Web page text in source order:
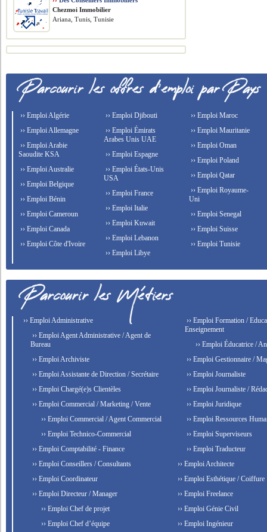
Chezmoi Immobilier
Ariana, Tunis, Tunisie
›› Emploi Algérie
›› Emploi Allemagne
›› Emploi Arabie
Saoudite KSA
›› Emploi Australie
›› Emploi Belgique
›› Emploi Bénin
›› Emploi Cameroun
›› Emploi Canada
›› Emploi Côte d'Ivoire
›› Emploi Djibouti
›› Emploi Émirats
Arabes Unis UAE
›› Emploi Espagne
›› Emploi États-Unis
USA
›› Emploi France
›› Emploi Italie
›› Emploi Kuwait
›› Emploi Lebanon
›› Emploi Libye
›› Emploi Maroc
›› Emploi Mauritanie
›› Emploi Oman
›› Emploi Poland
›› Emploi Qatar
›› Emploi Royaume-
Uni
›› Emploi Senegal
›› Emploi Suisse
›› Emploi Tunisie
›› Emploi Administrative
›› Emploi Agent Administrative / Agent de
Bureau
›› Emploi Archiviste
›› Emploi Assistante de Direction / Secrétaire
›› Emploi Chargé(e)s Clientèles
›› Emploi Commercial / Marketing / Vente
›› Emploi Commercial / Agent Commercial
›› Emploi Technico-Commercial
›› Emploi Comptabilité - Finance
›› Emploi Conseillers / Consultants
›› Emploi Coordinateur
›› Emploi Directeur / Manager
›› Emploi Chef de projet
›› Emploi Chef d’équipe
›› Emploi Formation /
Enseignement
›› Emploi Éducatrice /
›› Emploi Gestionnaire /
›› Emploi Journaliste
›› Emploi Journaliste /
›› Emploi Juridique
›› Emploi Ressources
›› Emploi Superviseurs
›› Emploi Traducteur
›› Emploi Architecte
›› Emploi Esthétique / Coiffure
›› Emploi Freelance
›› Emploi Génie Civil
›› Emploi Ingénieur